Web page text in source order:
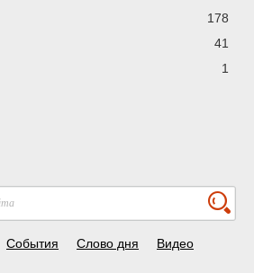
178
41
1
События Слово дня Видео